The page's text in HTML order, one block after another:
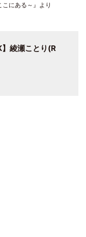
こにある～』より
】綾瀬ことり(R